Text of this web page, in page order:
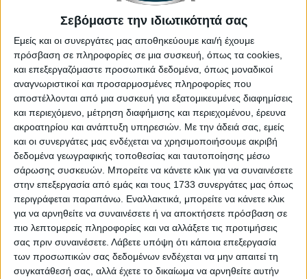
Σεβόμαστε την ιδιωτικότητά σας
Εμείς και οι συνεργάτες μας αποθηκεύουμε και/ή έχουμε
πρόσβαση σε πληροφορίες σε μια συσκευή, όπως τα cookies,
και επεξεργαζόμαστε προσωπικά δεδομένα, όπως μοναδικοί
αναγνωριστικοί και προσαρμοσμένες πληροφορίες που
αποστέλλονται από μια συσκευή για εξατομικευμένες διαφημίσεις
και περιεχόμενο, μέτρηση διαφήμισης και περιεχομένου, έρευνα
ακροατηρίου και ανάπτυξη υπηρεσιών. Με την άδειά σας, εμείς
και οι συνεργάτες μας ενδέχεται να χρησιμοποιήσουμε ακριβή
δεδομένα γεωγραφικής τοποθεσίας και ταυτοποίησης μέσω
σάρωσης συσκευών. Μπορείτε να κάνετε κλικ για να συναινέσετε
στην επεξεργασία από εμάς και τους 1733 συνεργάτες μας όπως
περιγράφεται παραπάνω. Εναλλακτικά, μπορείτε να κάνετε κλικ
για να αρνηθείτε να συναινέσετε ή να αποκτήσετε πρόσβαση σε
πιο λεπτομερείς πληροφορίες και να αλλάξετε τις προτιμήσεις
σας πριν συναινέσετε. Λάβετε υπόψη ότι κάποια επεξεργασία
των προσωπικών σας δεδομένων ενδέχεται να μην απαιτεί τη
συγκατάθεσή σας, αλλά έχετε το δικαίωμα να αρνηθείτε αυτήν
Ακολουθούν οι τιμές όλων των εκδόσεων
Για τις αμιγώς ηλεκτρικές, δεν συνυπολογίζεται
τυχόν όφελος από την κρατική επιδότηση “Κινούμαι
Ηλεκτρικά”:
– CLA 200 με EQ technology € 49.550
– CLA 250+ με EQ technology € 59.000
– CLA 350 4MATIC με EQ technology € 63.400
Υβριδικές εκδόσεις: